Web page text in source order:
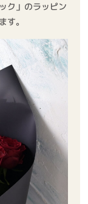
ク」のラッピン
す。